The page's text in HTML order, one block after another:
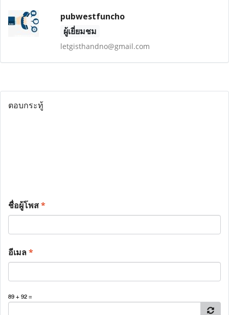
pubwestfuncho
ผู้เยี่ยมชม
letgisthandno@gmail.com
ตอบกระทู้
ชื่อผู้โพส*
อีเมล*
89 + 92 =